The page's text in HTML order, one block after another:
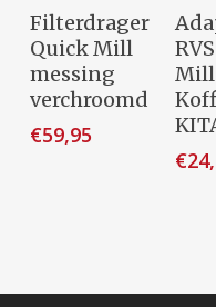
Opties
Selecteren
product
heeft
meerdere
Deze
op
Filterdrager
Quick Mill
messing
verchroomd
€59,95
Mill
€